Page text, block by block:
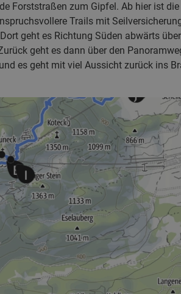
Forststraßen zum Gipfel. Ab hier ist die
Trails mit
geht es Richtung Süden abwärts
geht es dann über den
es geht mit viel Aussicht zurück ins